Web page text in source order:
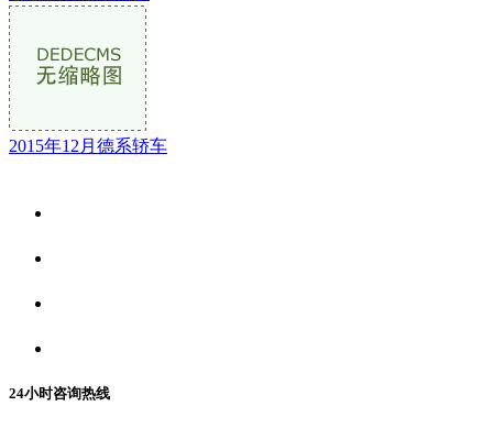
2015年12月德系轿车
24小时咨询热线